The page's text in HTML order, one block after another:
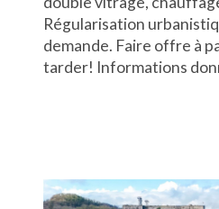
Régularisation
demande. Faire offre à
tarder! Informations